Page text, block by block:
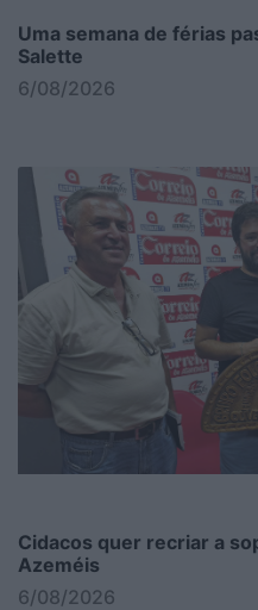
Uma semana de férias
Salette
6/08/2026
Cidacos quer recriar a
Azeméis
6/08/2026